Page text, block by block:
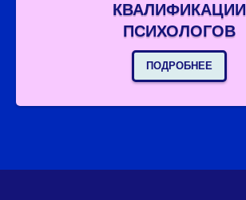
КВАЛИФИКАЦИИ
ПСИХОЛОГОВ
ПОДРОБНЕЕ